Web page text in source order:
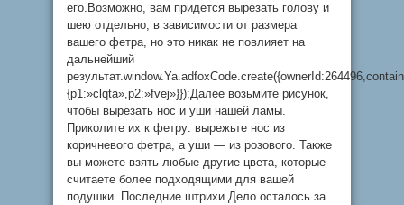
его.Возможно, вам придется вырезать голову и
шею отдельно, в зависимости от размера
вашего фетра, но это никак не повлияет на
дальнейший
{p1:»clqta»,p2:»fvej»}});Далее возьмите рисунок,
чтобы вырезать нос и уши нашей ламы.
Приколите их к фетру: вырежьте нос из
коричневого фетра, а уши — из розового. Также
вы можете взять любые другие цвета, которые
считаете более подходящими для вашей
подушки. Последние штрихи Дело осталось за